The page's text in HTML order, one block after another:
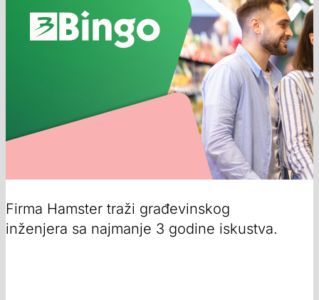
Firma Hamster traži građevinskog
inženjera sa najmanje 3 godine iskustva.